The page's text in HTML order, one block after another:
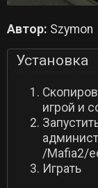
Автор: Szymon
Установка
игрой и
/Mafia2/
Играть